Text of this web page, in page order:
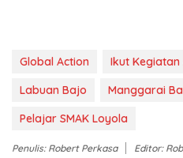
Global Action Ikut Kegiatan
Labuan Bajo
Manggarai
Pelajar SMAK Loyola
Penulis: Robert Perkasa Editor: